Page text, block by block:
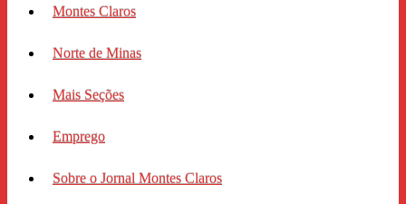
Montes Claros
Norte de Minas
Mais Seções
Emprego
Sobre o Jornal Montes Claros